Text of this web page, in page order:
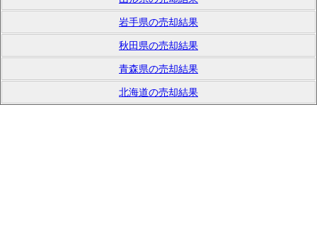
岩手県の売却結果
秋田県の売却結果
青森県の売却結果
北海道の売却結果